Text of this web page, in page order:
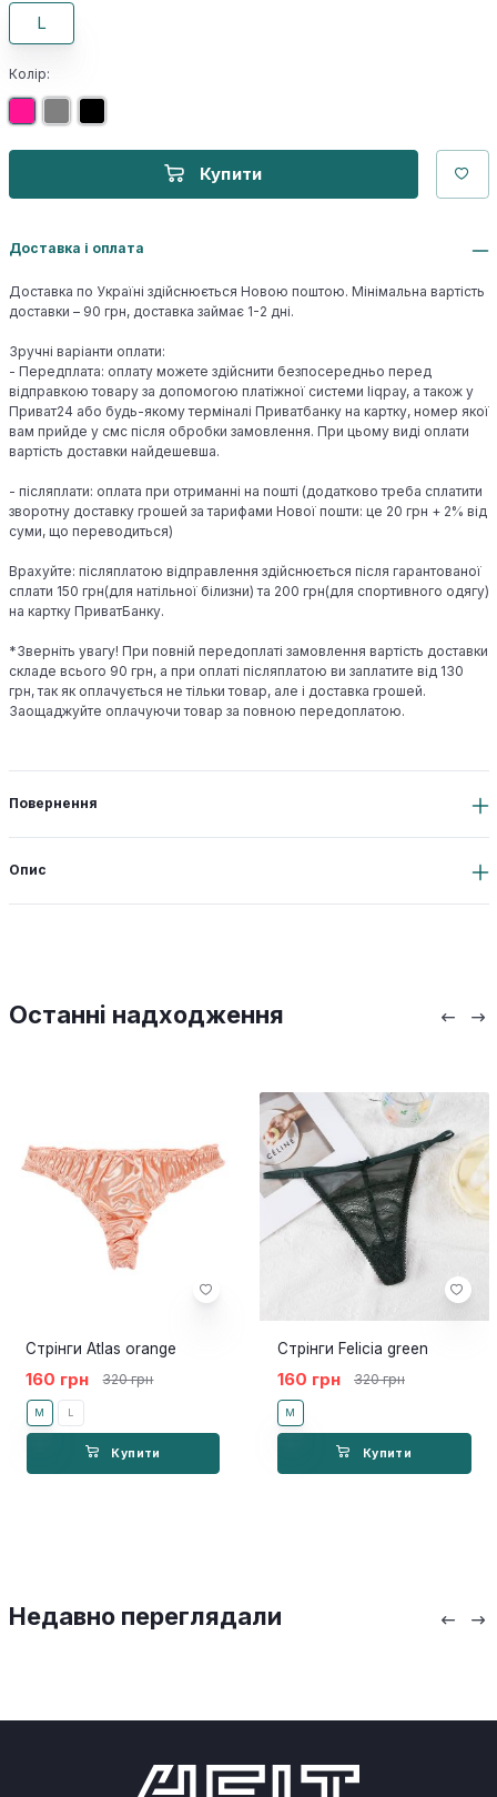
L
Колір:
Купити
Доставка і оплата
Доставка по Україні здійснюється Новою поштою. Мінімальна вартість
доставки – 90 грн, доставка займає 1-2 дні.
Зручні варіанти оплати:
- Передплата: оплату можете здійснити безпосередньо перед
відправкою товару за допомогою платіжної системи liqpay, а також у
Приват24 або будь-якому терміналі Приватбанку на картку, номер якої
вам прийде у смс після обробки замовлення. При цьому виді оплати
вартість доставки найдешевша.
- післяплати: оплата при отриманні на пошті (додатково треба сплатити
зворотну доставку грошей за тарифами Нової пошти: це 20 грн + 2% від
суми, що переводиться)
Врахуйте: післяплатою відправлення здійснюється після гарантованої
сплати 150 грн(для натільної білизни) та 200 грн(для спортивного одягу)
на картку ПриватБанку.
*Зверніть увагу! При повній передоплаті замовлення вартість доставки
складе всього 90 грн, а при оплаті післяплатою ви заплатите від 130
грн, так як оплачується не тільки товар, але і доставка грошей.
Заощаджуйте оплачуючи товар за повною передоплатою.
Повернення
Опис
Останні надходження
Стрінги Atlas orange
160 грн 320 грн
M L
Купити
Стрінги Felicia green
160 грн 320 грн
M
Купити
Недавно переглядали